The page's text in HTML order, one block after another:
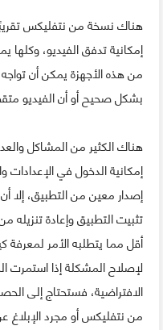
هناك نسخة من نتفليكس
إمكانية تدفق الفيديو،
من هذه الأجهزة يمكن أن
بشكل صحيح أو أن الفيديو
هناك الكثير من المشاكل
إمكانية الدخول في
إصدار معين من التطبيق، إلا
تثبيت التطبيق وإعادة
أقل مما يتطلبه الأمر
لإصلاح المشكلة إذا استمرت
الافتراضية، فستحتاج إلى
من نتفليكس أو مجرد